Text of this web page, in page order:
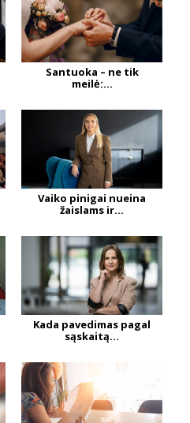
Santuoka – ne tik
meilė:...
Vaiko pinigai nueina
žaislams ir...
Kada pavedimas pagal
sąskaitą...